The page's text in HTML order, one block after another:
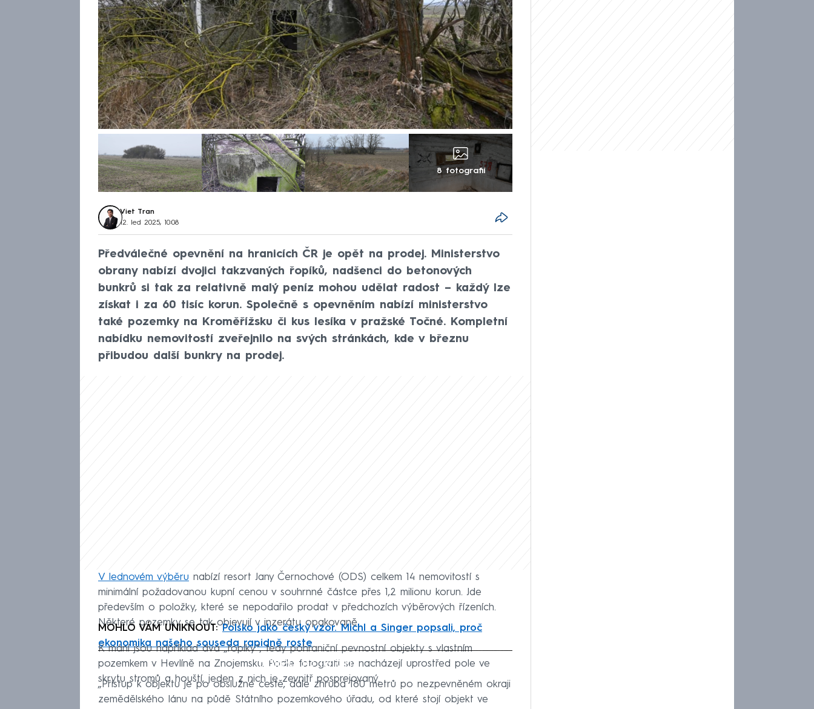
8 fotografií
Viet Tran
12. led 2025, 10:08
Předválečné opevnění na hranicích ČR je opět na prodej. Ministerstvo
obrany nabízí dvojici takzvaných řopíků, nadšenci do betonových
bunkrů si tak za relativně malý peníz mohou udělat radost – každý lze
získat i za 60 tisíc korun. Společně s opevněním nabízí ministerstvo
také pozemky na Kroměřížsku či kus lesíka v pražské Točné. Kompletní
nabídku nemovitostí zveřejnilo na svých stránkách, kde v březnu
přibudou další bunkry na prodej.
V lednovém výběru nabízí resort Jany Černochové (ODS) celkem 14 nemovitostí s
minimální požadovanou kupní cenou v souhrnné částce přes 1,2 milionu korun. Jde
především o položky, které se nepodařilo prodat v předchozích výběrových řízeních.
Některé pozemky se tak objevují v inzerátu opakovaně.
MOHLO VÁM UNIKNOUT:Polsko jako český vzor. Michl a Singer popsali, proč
ekonomika našeho souseda rapidně roste
Failed to fetch
K mání jsou například dva „řopíky“, tedy pohraniční pevnostní objekty s vlastním
pozemkem v Hevlíně na Znojemsku. Podle fotografií se nacházejí uprostřed pole ve
skrytu stromů a houští, jeden z nich je zevnitř posprejovaný.
„Přístup k objektu je po obslužné cestě, dále zhruba 180 metrů po nezpevněném okraji
zemědělského lánu na půdě Státního pozemkového úřadu, od které stojí objekt ve